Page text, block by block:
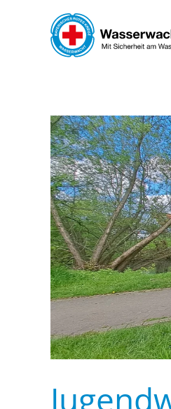
Skip to main content